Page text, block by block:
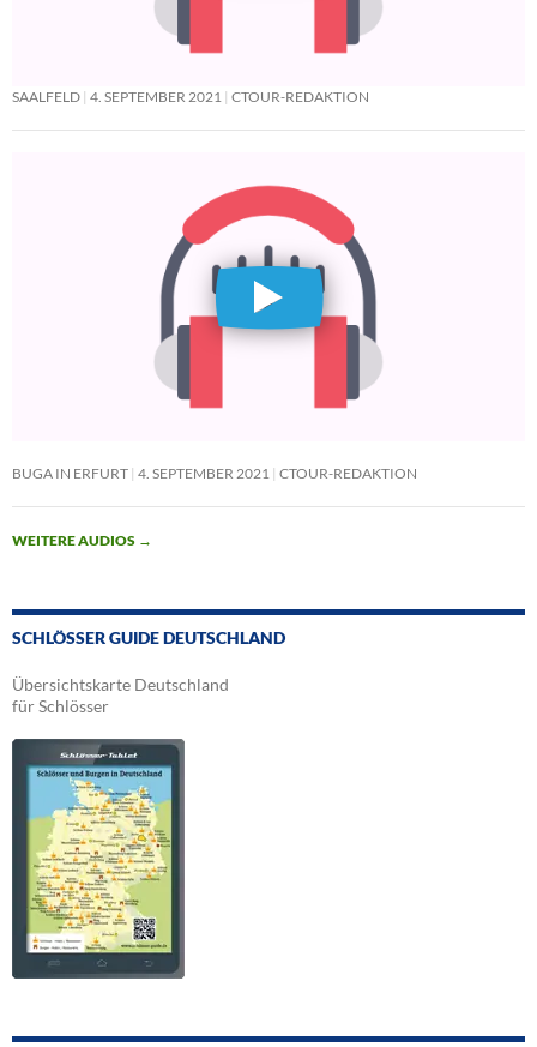
SAALFELD 4. SEPTEMBER 2021 CTOUR-REDAKTION
BUGA IN ERFURT 4. SEPTEMBER 2021 CTOUR-REDAKTION
WEITERE AUDIOS →
SCHLÖSSER GUIDE DEUTSCHLAND
Übersichtskarte Deutschland
für Schlösser